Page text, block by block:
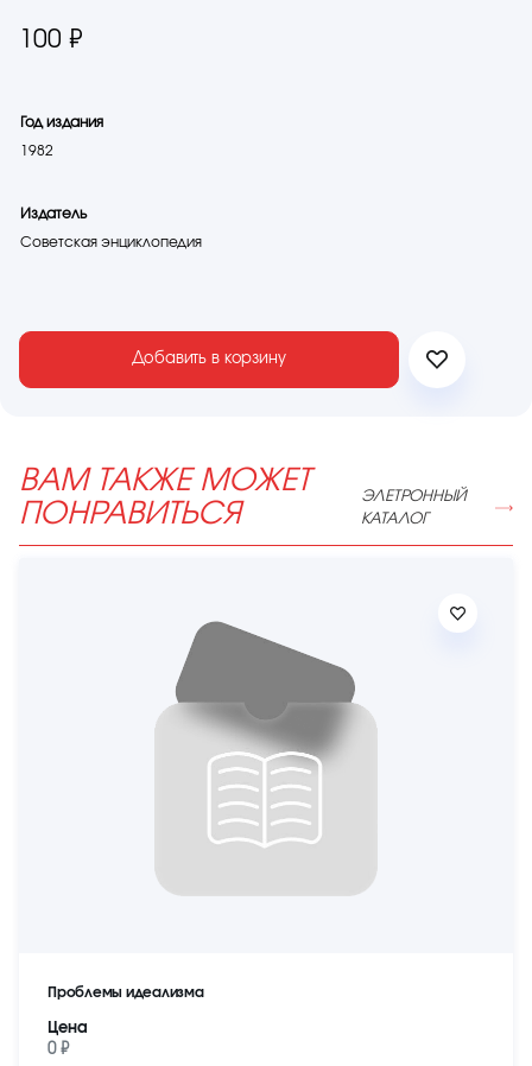
100 ₽
Год издания
1982
Издатель
Советская энциклопедия
Добавить в корзину
ВАМ ТАКЖЕ МОЖЕТ
ПОНРАВИТЬСЯ
ЭЛЕТРОННЫЙ
КАТАЛОГ
Проблемы идеализма
Цена
0 ₽